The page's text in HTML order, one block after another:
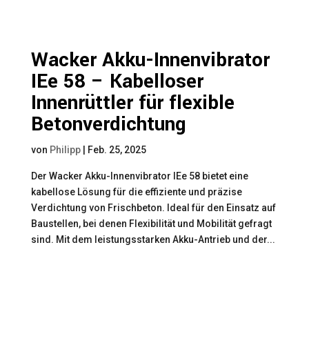
Wacker Akku-Innenvibrator
IEe 58 – Kabelloser
Innenrüttler für flexible
Betonverdichtung
von Philipp| Feb. 25, 2025
Der Wacker Akku-Innenvibrator IEe 58 bietet eine
kabellose Lösung für die effiziente und präzise
Verdichtung von Frischbeton. Ideal für den Einsatz auf
Baustellen, bei denen Flexibilität und Mobilität gefragt
sind. Mit dem leistungsstarken Akku-Antrieb und der...